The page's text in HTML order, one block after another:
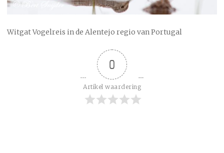
Witgat Vogelreis in de Alentejo regio van Portugal
0
Artikel waardering